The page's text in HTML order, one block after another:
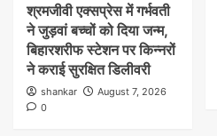
श्रमजीवी एक्सप्रेस में गर्भवती
ने जुड़वां बच्चों को दिया जन्म,
बिहारशरीफ स्टेशन पर किन्नरों
ने कराई सुरक्षित डिलीवरी
shankar
August 7, 2026
0